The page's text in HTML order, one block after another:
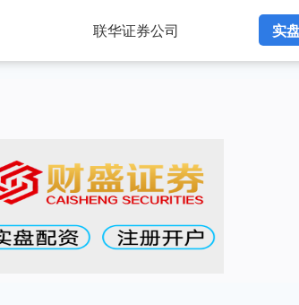
联华证券公司 实